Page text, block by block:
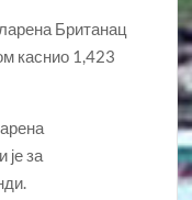
Британац
каснио 1,423
је за